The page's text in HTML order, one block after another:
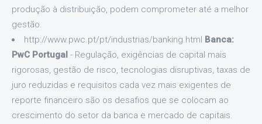
produção à distribuição, podem comprometer até a melhor
gestão.
http://www.pwc.pt/pt/industrias/banking.html Banca:
PwC Portugal - Regulação, exigências de capital mais
rigorosas, gestão de risco, tecnologias disruptivas, taxas de
juro reduzidas e requisitos cada vez mais exigentes de
reporte financeiro são os desafios que se colocam ao
crescimento do setor da banca e mercado de capitais.